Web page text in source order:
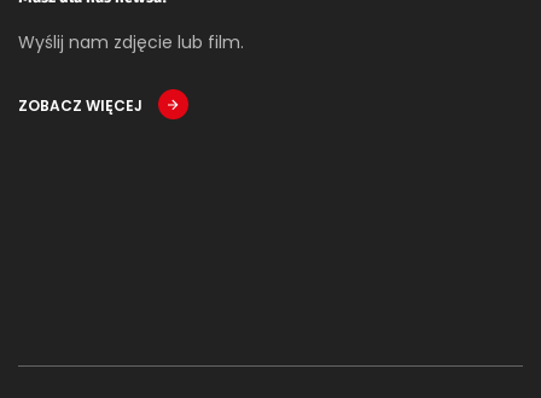
Wyślij nam zdjęcie lub film.
ZOBACZ WIĘCEJ